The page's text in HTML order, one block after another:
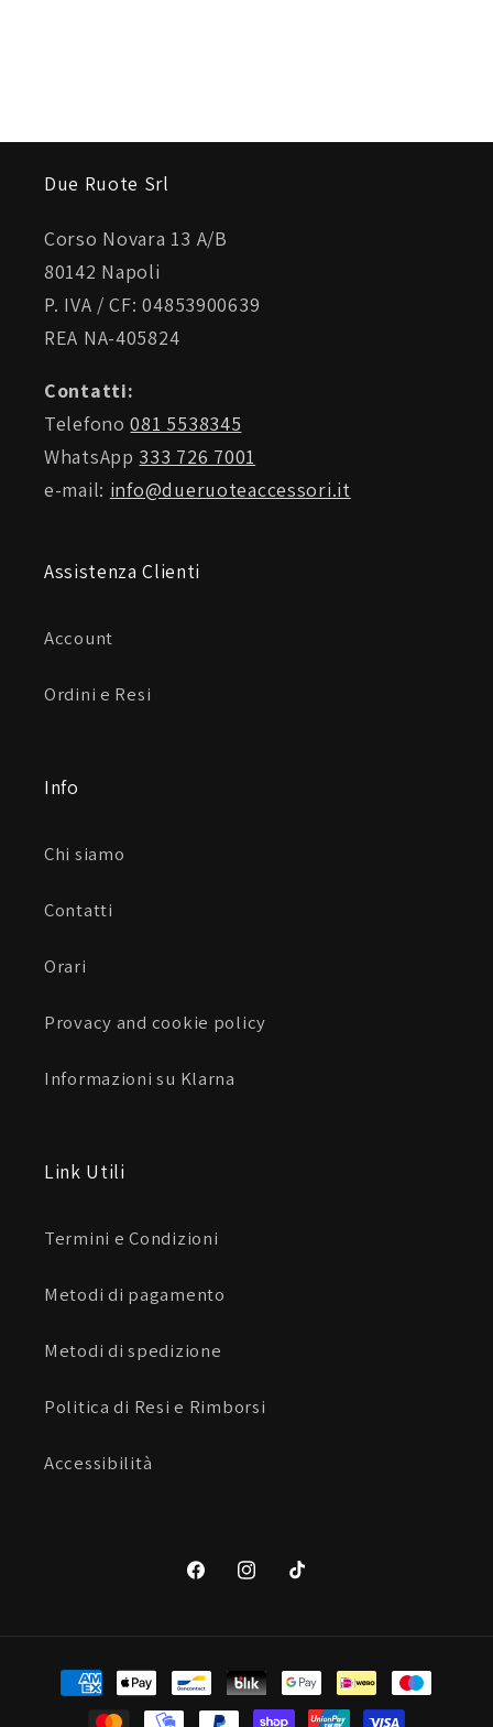
Due Ruote Srl
Corso Novara 13 A/B
80142 Napoli
P. IVA / CF: 04853900639
REA NA-405824
Contatti:
Telefono081 5538345
WhatsApp 333 726 7001
e-mail: info@dueruoteaccessori.it
Assistenza Clienti
Account
Ordini e Resi
Info
Chi siamo
Contatti
Orari
Provacy and cookie policy
Informazioni su Klarna
Link Utili
Termini e Condizioni
Metodi di pagamento
Metodi di spedizione
Politica di Resi e Rimborsi
Accessibilità
FacebookInstagramTikTok
Metodi
di